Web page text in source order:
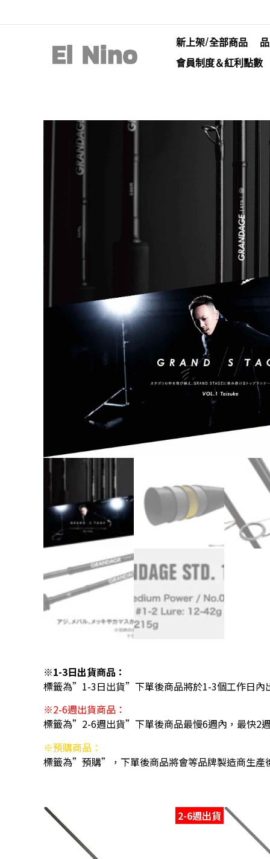
新上架/全部商品
會員制度＆紅利點數
※1-3日出貨商品：
標籤為”1-3日出貨”下單後商品將於1-3個工作日內
※2-6週出貨商品：
標籤為”2-6週出貨”下單後商品最慢6週內，最快2
※預購商品：
標籤為”預購”，下單後商品將會等品牌製造商生產
2-6週出貨